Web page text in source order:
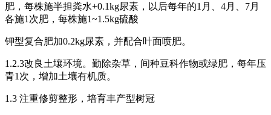
肥，每株施半担粪水+0.1kg尿素，以后每年的1月、4月、7月
各施1次肥，每株施1~1.5kg硫酸
钾型复合肥加0.2kg尿素，并配合叶面喷肥。
1.2.3改良土壤环境。勤除杂草，间种豆科作物或绿肥，每年压
青1次，增加土壤有机质。
1.3 注重修剪整形，培育丰产型树冠